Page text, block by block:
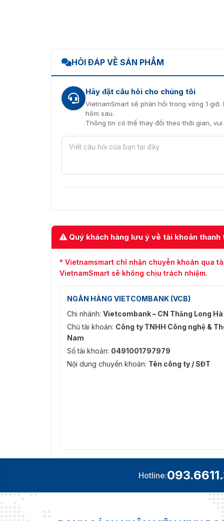
Kích thước chi tiết các
Đặc điểm của máy soi hành lý
Máy soi hành lý HI-SCAN 7555i là dòng
nhiều khách hàng sử dụng và đánh giá tốt
Khả năng phát hiện dây lên tới AWG 41.
Hiển thị hình ảnh có độ phân giải cao gấp
Công nghệ cảm biến CRISP độ phân giải
Nền tảng hệ thống HiTraX II với phạm vi
Hoàn toàn có thể tích hợp mạng để quản
Địa chỉ uy tín cung cấp máy soi
Liên hệ với Vietnamsmart để mua máy soi
nhất. Chúng tôi là đơn vị hơn 10 năm làm
HỎI ĐÁP VỀ SẢN PHẨM
Hãy đặt câu hỏi cho chúng tôi
VietnamSmart sẽ phản hồi trong vòng 1
hôm sau.
Thông tin có thể thay đổi theo thời gian,
Quý khách hàng lưu ý về tài khoản thanh
* Vietnamsmart chỉ nhận chuyển khoản qua
VietnamSmart sẽ không chịu trách nhiệm.
NGÂN HÀNG VIETCOMBANK (VCB)
Chi nhánh: Vietcombank – CN Thăng Long Hà
Chủ tài khoản: Công ty TNHH Công nghệ &
Nam
Số tài khoản: 0491001797979
Nội dung chuyển khoản: Tên công ty / SĐT
Hotline: